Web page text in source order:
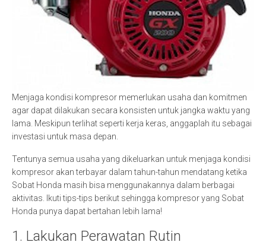
Menjaga kondisi kompresor memerlukan usaha dan komitmen
agar dapat dilakukan secara konsisten untuk jangka waktu yang
lama. Meskipun terlihat seperti kerja keras, anggaplah itu sebagai
investasi untuk masa depan.
Tentunya semua usaha yang dikeluarkan untuk menjaga kondisi
kompresor akan terbayar dalam tahun-tahun mendatang ketika
Sobat Honda masih bisa menggunakannya dalam berbagai
aktivitas. Ikuti tips-tips berikut sehingga kompresor yang Sobat
Honda punya dapat bertahan lebih lama!
1. Lakukan Perawatan Rutin